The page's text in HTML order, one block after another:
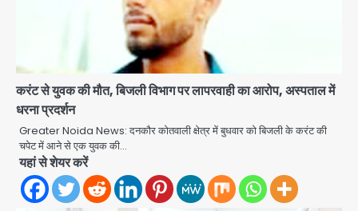
करंट से युवक की मौत, बिजली विभाग पर लापरवाही का आरोप, अस्पताल में
धरना प्रदर्शन
Greater Noida News: दनकौर कोतवाली क्षेत्र में बुधवार को बिजली के करंट की
चपेट में आने से एक युवक की…
यहां से शेयर करें